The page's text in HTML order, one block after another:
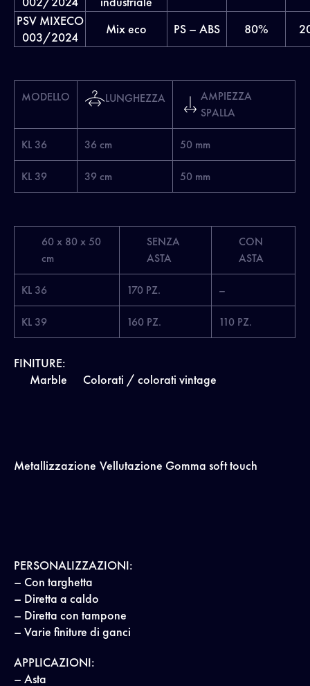
PSV MIXECO
003/2024
Mix eco PS – ABS 80%
MODELLO LUNGHEZZA
AMPIEZZA
SPALLA
KL 36 36 cm 50 mm
KL 39 39 cm 50 mm
60 x 80 x 50
cm
SENZA
ASTA
CON
ASTA
KL 36 170 PZ. –
KL 39 160 PZ. 110 PZ.
FINITURE:
Marble
Colorati / colorati vintage
Metallizzazione Vellutazione Gomma soft touch
PERSONALIZZAZIONI:
– Con targhetta
– Diretta a caldo
– Diretta con tampone
– Varie finiture di ganci
APPLICAZIONI:
– Asta